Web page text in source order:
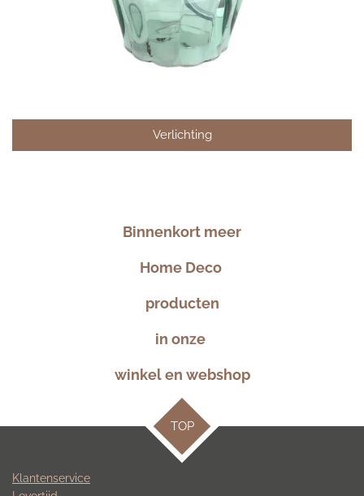
Verlichting
Binnenkort meer
Home Deco
producten
in onze
winkel en webshop
TOP
Klantenservice